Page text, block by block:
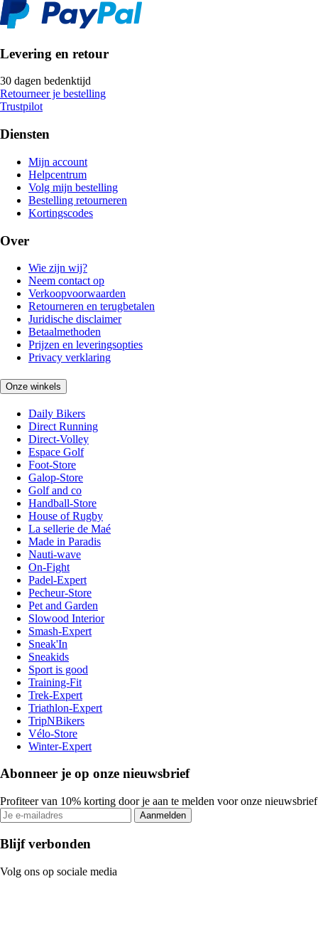
Levering en retour
30 dagen bedenktijd
Retourneer je bestelling
Trustpilot
Diensten
Mijn account
Helpcentrum
Volg mijn bestelling
Bestelling retourneren
Kortingscodes
Over
Wie zijn wij?
Neem contact op
Verkoopvoorwaarden
Retourneren en terugbetalen
Juridische disclaimer
Betaalmethoden
Prijzen en leveringsopties
Privacy verklaring
Onze winkels
Daily Bikers
Direct Running
Direct-Volley
Espace Golf
Foot-Store
Galop-Store
Golf and co
Handball-Store
House of Rugby
La sellerie de Maé
Made in Paradis
Nauti-wave
On-Fight
Padel-Expert
Pecheur-Store
Pet and Garden
Slowood Interior
Smash-Expert
Sneak'In
Sneakids
Sport is good
Training-Fit
Trek-Expert
Triathlon-Expert
TripNBikers
Vélo-Store
Winter-Expert
Abonneer je op onze nieuwsbrief
Profiteer van 10% korting door je aan te melden voor onze nieuwsbrief
Aanmelden
Blijf verbonden
Volg ons op sociale media